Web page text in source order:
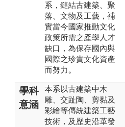
系，鏈結古建築、聚
落、文物及工藝，補
實當今國家推動文化
政策所需之產學人才
缺口，為保存國內與
國際之珍貴文化資產
而努力。
學科
意涵
本系以古建築中木
雕、交趾陶、剪黏及
彩繪等傳統建築工藝
技術，及歷史沿革發